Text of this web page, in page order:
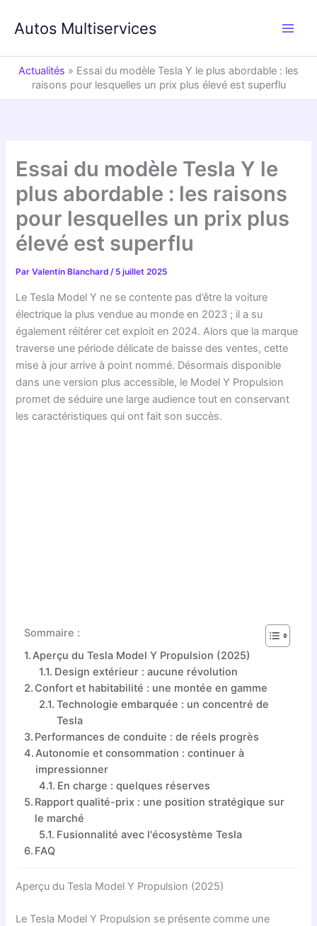
Autos Multiservices
Actualités » Essai du modèle Tesla Y le plus abordable : les
raisons pour lesquelles un prix plus élevé est superflu
Essai du modèle Tesla Y le
plus abordable : les raisons
pour lesquelles un prix plus
élevé est superflu
ParValentin Blanchard/ 5 juillet 2025
Le Tesla Model Y ne se contente pas d’être la voiture
électrique la plus vendue au monde en 2023 ; il a su
également réitérer cet exploit en 2024. Alors que la marque
traverse une période délicate de baisse des ventes, cette
mise à jour arrive à point nommé. Désormais disponible
dans une version plus accessible, le Model Y Propulsion
promet de séduire une large audience tout en conservant
les caractéristiques qui ont fait son succès.
Sommaire :
Aperçu du Tesla Model Y Propulsion (2025)
Design extérieur : aucune révolution
Confort et habitabilité : une montée en gamme
Technologie embarquée : un concentré de
Tesla
Performances de conduite : de réels progrès
Autonomie et consommation : continuer à
impressionner
En charge : quelques réserves
Rapport qualité-prix : une position stratégique sur
le marché
Fusionnalité avec l'écosystème Tesla
FAQ
Aperçu du Tesla Model Y Propulsion (2025)
Le Tesla Model Y Propulsion se présente comme une